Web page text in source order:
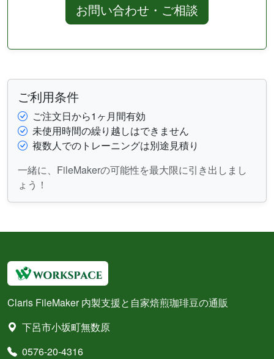
お問い合わせ・ご相談
ご利用条件
ご注文日から1ヶ月間有効
未使用時間の繰り越しはできません
複数人でのトレーニングは別途見積り
一緒に、FileMakerの可能性を最大限に引き出しまし
ょう！
Claris FileMaker 内製支援と自家焙煎珈琲豆の通販
下呂市小坂町無数原
0576-20-4316